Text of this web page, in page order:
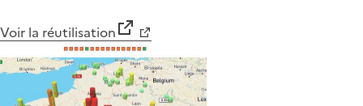
Voir la réutilisation